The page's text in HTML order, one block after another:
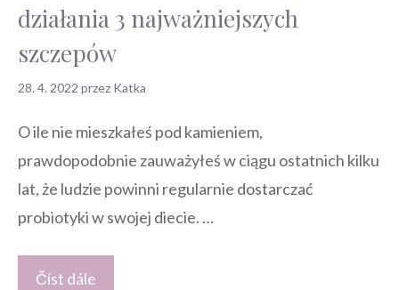
działania 3 najważniejszych
szczepów
28. 4. 2022 przez Katka
O ile nie mieszkałeś pod kamieniem,
prawdopodobnie zauważyłeś w ciągu ostatnich kilku
lat, że ludzie powinni regularnie dostarczać
probiotyki w swojej diecie. …
Číst dále